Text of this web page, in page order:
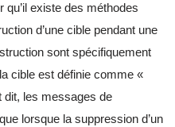
qu’il existe des méthodes
d’une cible pendant une
sont spécifiquement
cible est définie comme «
dit, les messages de
lorsque la suppression d’un